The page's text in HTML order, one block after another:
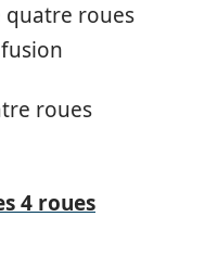
quatre roues
roues
4 roues